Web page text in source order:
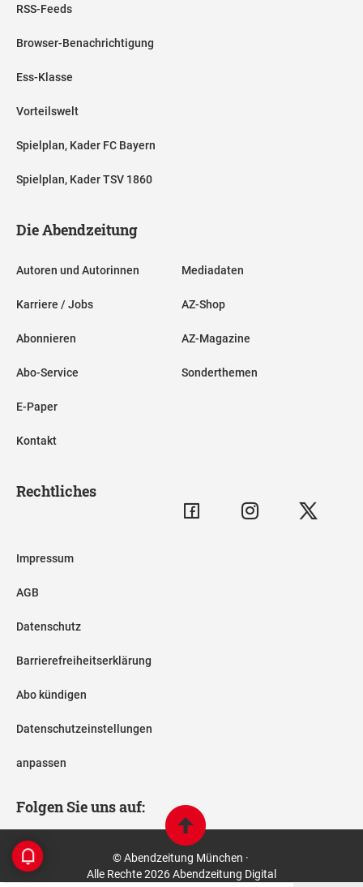
RSS-Feeds
Browser-Benachrichtigung
Ess-Klasse
Vorteilswelt
Spielplan, Kader FC Bayern
Spielplan, Kader TSV 1860
Die Abendzeitung
Autoren und Autorinnen
Karriere / Jobs
Abonnieren
Abo-Service
E-Paper
Kontakt
Mediadaten
AZ-Shop
AZ-Magazine
Sonderthemen
Rechtliches
Impressum
AGB
Datenschutz
Barrierefreiheitserklärung
Abo kündigen
Datenschutzeinstellungen
anpassen
Folgen Sie uns auf:
© Abendzeitung München ·
Alle Rechte 2026 Abendzeitung Digital